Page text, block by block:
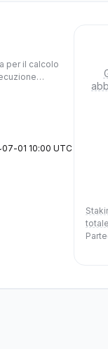
per il calcolo
su dati
nei
governativo.
01 10:00 UTC
totale